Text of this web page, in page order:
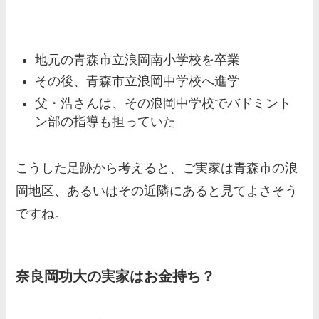
地元の青森市立浪岡南小学校を卒業
その後、青森市立浪岡中学校へ進学
父・浩さんは、その浪岡中学校でバドミント
ン部の指導も担っていた
こうした足跡から考えると、ご実家は青森市の浪
岡地区、あるいはその近隣にあると見てよさそう
ですね。
奈良岡功大の実家はお金持ち？